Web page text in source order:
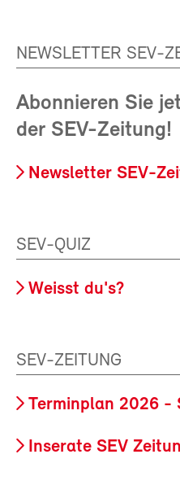
NEWSLETTER SEV-
Abonnieren Sie
der SEV-Zeitung!
Newsletter SEV-
SEV-QUIZ
Weisst du's?
SEV-ZEITUNG
Terminplan 2026 -
Inserate SEV